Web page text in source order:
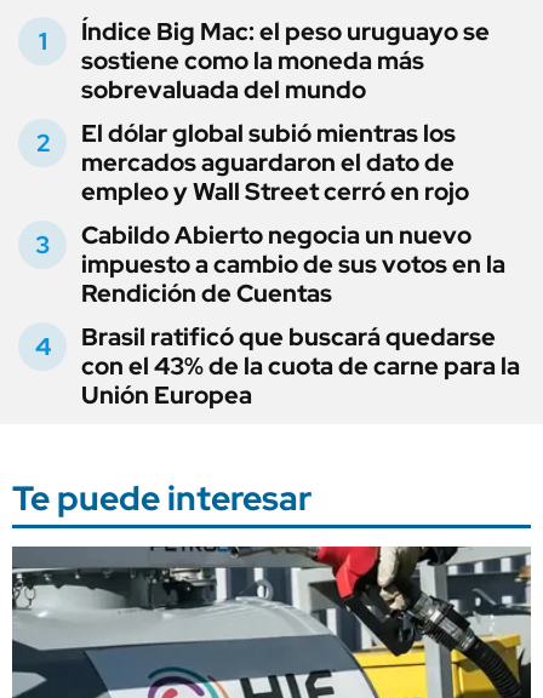
Índice Big Mac: el peso uruguayo se
sostiene como la moneda más
sobrevaluada del mundo
El dólar global subió mientras los
mercados aguardaron el dato de
empleo y Wall Street cerró en rojo
Cabildo Abierto negocia un nuevo
impuesto a cambio de sus votos en la
Rendición de Cuentas
Brasil ratificó que buscará quedarse
con el 43% de la cuota de carne para la
Unión Europea
Te puede interesar